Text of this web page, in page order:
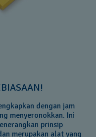
dengan jam
menyeronokkan. Ini
prinsip
merupakan alat yang